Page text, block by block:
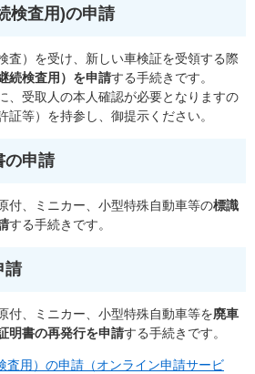
検査用)の申請
）を受け、新しい車検証を受領する際
続検査用）を申請する手続きです。
、受取人の本人確認が必要となりますの
証等）を持参し、御提示ください。
の申請
付、ミニカー、小型特殊自動車等の標識
する手続きです。
請
、ミニカー、小型特殊自動車等を廃車
明書の再発行を申請する手続きです。
査用）の申請（オンライン申請サービ